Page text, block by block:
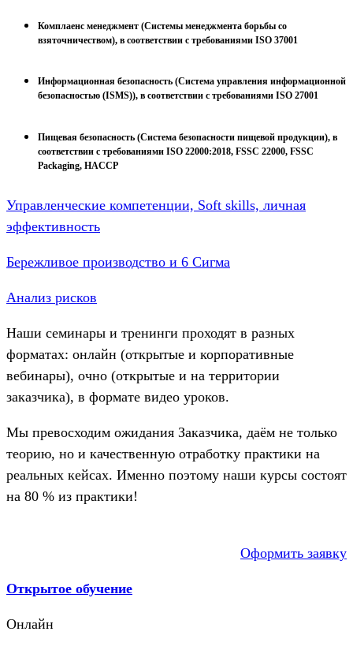
Комплаенс менеджмент (Системы менеджмента борьбы со
взяточничеством), в соответствии с требованиями ISO 37001
Информационная безопасность (Система управления информационной
безопасностью (ISMS)), в соответствии с требованиями ISO 27001
Пищевая безопасность (Система безопасности пищевой продукции), в
соответствии с требованиями ISO 22000:2018, FSSC 22000, FSSC
Packaging, HACCP
Управленческие компетенции, Soft skills, личная
эффективность
Бережливое производство и 6 Сигма
Анализ рисков
Наши семинары и тренинги проходят в разных
форматах: онлайн (открытые и корпоративные
вебинары), очно (открытые и на территории
заказчика), в формате видео уроков.
Мы превосходим ожидания Заказчика, даём не только
теорию, но и качественную отработку практики на
реальных кейсах. Именно поэтому наши курсы состоят
на 80 % из практики!
Оформить заявку
Открытое обучение
Онлайн